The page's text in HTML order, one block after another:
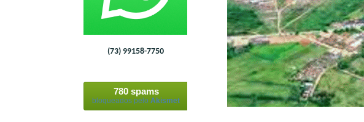
(73) 99158-7750
780 spams
bloqueados pelo Akismet